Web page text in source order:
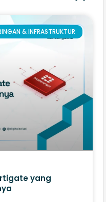
& INFRASTRUKTUR
yang